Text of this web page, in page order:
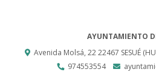
AYUNTAMIENTO
Avenida Molsá, 2222467 SESUÉ
974553554